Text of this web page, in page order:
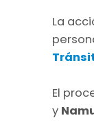
La
El
y